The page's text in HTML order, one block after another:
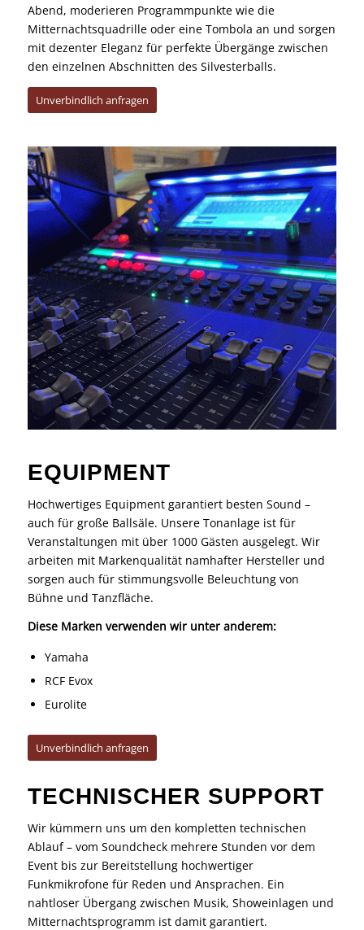
Abend, moderieren Programmpunkte wie die
Mitternachtsquadrille oder eine Tombola an und sorgen
mit dezenter Eleganz für perfekte Übergänge zwischen
den einzelnen Abschnitten des Silvesterballs.
Unverbindlich anfragen
EQUIPMENT
Hochwertiges Equipment garantiert besten Sound –
auch für große Ballsäle. Unsere Tonanlage ist für
Veranstaltungen mit über 1000 Gästen ausgelegt. Wir
arbeiten mit Markenqualität namhafter Hersteller und
sorgen auch für stimmungsvolle Beleuchtung von
Bühne und Tanzfläche.
Diese Marken verwenden wir unter anderem:
Yamaha
RCF Evox
Eurolite
Unverbindlich anfragen
TECHNISCHER SUPPORT
Wir kümmern uns um den kompletten technischen
Ablauf – vom Soundcheck mehrere Stunden vor dem
Event bis zur Bereitstellung hochwertiger
Funkmikrofone für Reden und Ansprachen. Ein
nahtloser Übergang zwischen Musik, Showeinlagen und
Mitternachtsprogramm ist damit garantiert.